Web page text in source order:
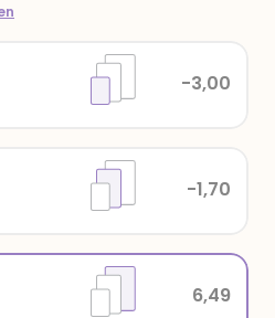
6,49
-1,70
-3,00